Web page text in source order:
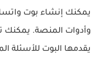
يمكنك إنشاء بوت
وأدوات المنصة. يمكنك
يقدمها البوت للأسئلة